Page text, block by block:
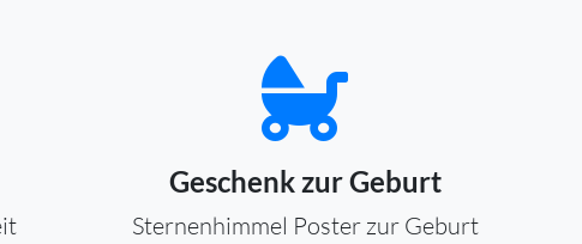
Geschenk zur Geburt
Sternenhimmel Poster zur Geburt